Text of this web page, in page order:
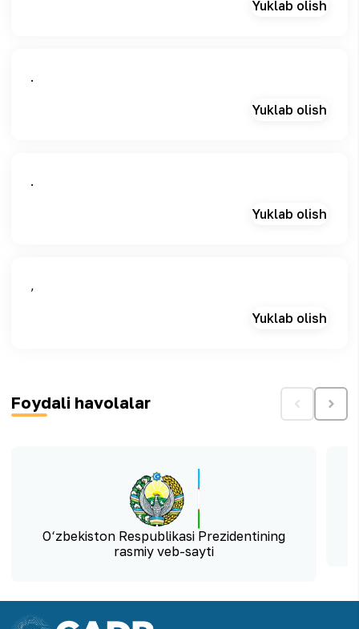
Yuklab olish
.
Yuklab olish
.
Yuklab olish
,
Yuklab olish
Foydali havolalar
O‘zbekiston Respublikasi Prezidentining
rasmiy veb-sayti